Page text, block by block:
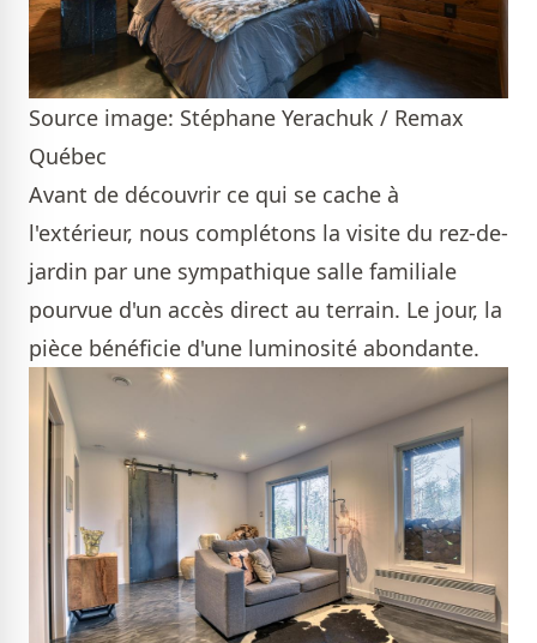
Source image: Stéphane Yerachuk / Remax
Québec
Avant de découvrir ce qui se cache à
l'extérieur, nous complétons la visite du rez-de-
jardin par une sympathique salle familiale
pourvue d'un accès direct au terrain. Le jour, la
pièce bénéficie d'une luminosité abondante.